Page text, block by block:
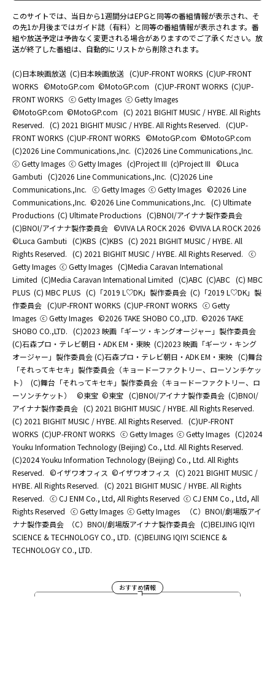
このサイトでは、当日から1週間分はEPGと同等の番組情報が表示され、そ
の先1か月後まではガイド誌（有料）と同等の番組情報が表示されます。番
組や放送予定は予告なく変更される場合がありますのでご了承ください。放
送が終了した番組は、自動的にリストから削除されます。
(C)日本映画放送 (C)日本映画放送 (C)UP-FRONT WORKS (C)UP-FRONT
WORKS ©MotoGP.com ©MotoGP.com (C)UP-FRONT WORKS (C)UP-
FRONT WORKS ⓒ Getty Images ⓒ Getty Images
©MotoGP.com ©MotoGP.com (C) 2021 BIGHIT MUSIC / HYBE. All Rights
Reserved. (C) 2021 BIGHIT MUSIC / HYBE. All Rights Reserved. (C)UP-
FRONT WORKS (C)UP-FRONT WORKS ©MotoGP.com ©MotoGP.com
(C)2026 Line Communications.,Inc. (C)2026 Line Communications.,Inc.
ⓒ Getty Images ⓒ Getty Images (c)Project III (c)Project III ©Luca
Gambuti (C)2026 Line Communications.,Inc. (C)2026 Line
Communications.,Inc. ⓒ Getty Images ⓒ Getty Images ©2026 Line
Communications.,Inc. ©2026 Line Communications.,Inc. (C) Ultimate
Productions (C) Ultimate Productions (C)BNOI/アイナナ製作委員会
(C)BNOI/アイナナ製作委員会 ©️VIVA LA ROCK 2026 ©️VIVA LA ROCK 2026
©Luca Gambuti (C)KBS (C)KBS (C) 2021 BIGHIT MUSIC / HYBE. All
Rights Reserved. (C) 2021 BIGHIT MUSIC / HYBE. All Rights Reserved. ⓒ
Getty Images ⓒ Getty Images (C)Media Caravan International
Limited (C)Media Caravan International Limited (C)ABC (C)ABC (C) MBC
PLUS (C) MBC PLUS (C)「2019 L♡DK」製作委員会 (C)「2019 L♡DK」製
作委員会 (C)UP-FRONT WORKS (C)UP-FRONT WORKS ⓒ Getty
Images ⓒ Getty Images ©2026 TAKE SHOBO CO.,LTD. ©2026 TAKE
SHOBO CO.,LTD. (C)2023 映画「ギーツ・キングオージャー」製作委員会
(C)石森プロ・テレビ朝日・ADK EM・東映 (C)2023 映画「ギーツ・キング
オージャー」製作委員会 (C)石森プロ・テレビ朝日・ADK EM・東映 (C)舞台
「それってキセキ」製作委員会（キョードーファクトリー、ローソンチケッ
ト）
(C)舞台「それってキセキ」製作委員会（キョードーファクトリー、ロ
ーソンチケット）
©東宝 ©東宝 (C)BNOI/アイナナ製作委員会 (C)BNOI/
アイナナ製作委員会 (C) 2021 BIGHIT MUSIC / HYBE. All Rights Reserved.
(C) 2021 BIGHIT MUSIC / HYBE. All Rights Reserved. (C)UP-FRONT
WORKS (C)UP-FRONT WORKS ⓒ Getty Images ⓒ Getty Images (C)2024
Youku Information Technology (Beijing) Co., Ltd. All Rights Reserved.
(C)2024 Youku Information Technology (Beijing) Co., Ltd. All Rights
Reserved. ©イザワオフィス ©イザワオフィス
(C) 2021 BIGHIT MUSIC /
HYBE. All Rights Reserved. (C) 2021 BIGHIT MUSIC / HYBE. All Rights
Reserved. ⓒ CJ ENM Co., Ltd, All Rights Reserved ⓒ CJ ENM Co., Ltd, All
Rights Reserved ⓒ Getty Images ⓒ Getty Images
（C）BNOI/劇場版アイ
ナナ製作委員会
（C）BNOI/劇場版アイナナ製作委員会 (C)BEIJING IQIYI
SCIENCE & TECHNOLOGY CO., LTD. (C)BEIJING IQIYI SCIENCE &
TECHNOLOGY CO., LTD.
おすすめ情報